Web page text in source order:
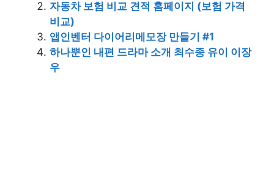
자동차 보험 비교 견적 홈페이지 (보험 가격
비교)
앱인벤터 다이어리메모장 만들기 #1
하나뿐인 내편 드라마 소개 최수종 유이 이장
우